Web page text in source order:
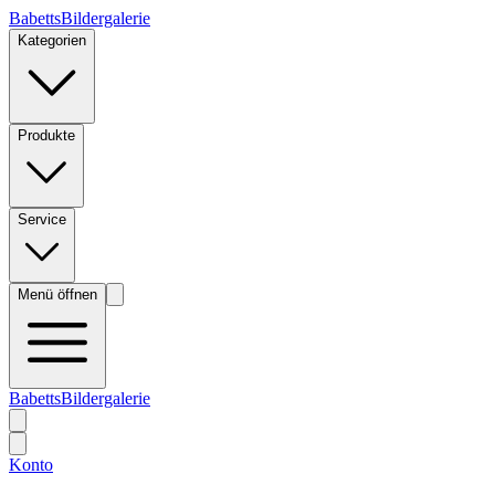
BabettsBildergalerie
Kategorien
Produkte
Service
Menü öffnen
BabettsBildergalerie
Konto